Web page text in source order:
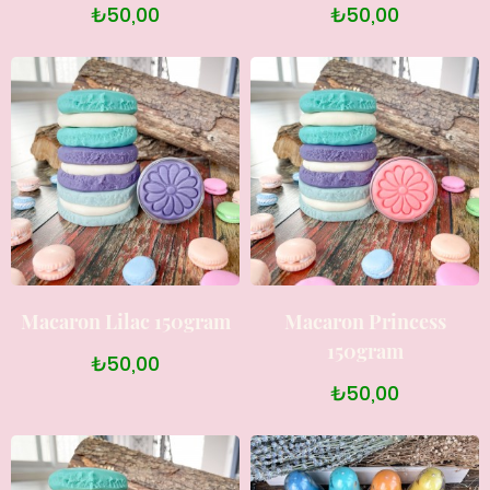
₺50,00 ₺50,00
Macaron Lilac 150gram
₺50,00
Macaron Princess
150gram
₺50,00